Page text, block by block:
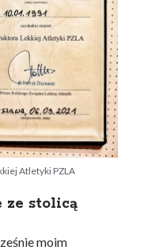
Atletyki PZLA
ze stolicą
moim